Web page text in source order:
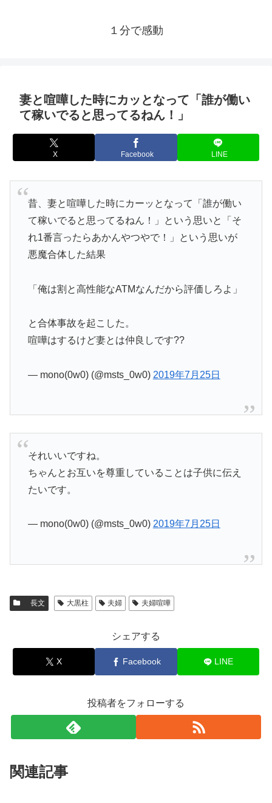
１分で感動
妻と喧嘩した時にカッとなって「誰が働い
て稼いでると思ってるねん！」
X Facebook LINE
昔、妻と喧嘩した時にカーッとなって「誰が働い
て稼いでると思ってるねん！」という思いと「そ
れ1番言ったらあかんやつやで！」という思いが
悪魔合体した結果
「俺は割と高性能なATMなんだから評価しろよ」
と合体事故を起こした。
喧嘩はするけど妻とは仲良しです??
— mono(0w0) (@msts_0w0) 2019年7月25日
それいいですね。
ちゃんとお互いを尊重していることは子供に伝え
たいです。
— mono(0w0) (@msts_0w0) 2019年7月25日
長文 大黒柱 夫婦 夫婦喧嘩
シェアする
X Facebook LINE
投稿者をフォローする
関連記事